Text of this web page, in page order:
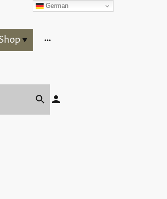
German